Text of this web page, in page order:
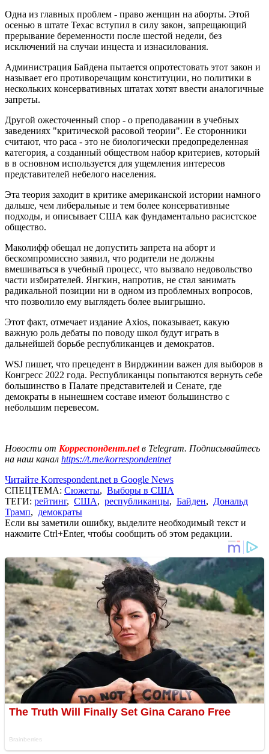
Одна из главных проблем - право женщин на аборты. Этой
осенью в штате Техас вступил в силу закон, запрещающий
прерывание беременности после шестой недели, без
исключений на случаи инцеста и изнасилования.
Администрация Байдена пытается опротестовать этот закон и
называет его противоречащим конституции, но политики в
нескольких консервативных штатах хотят ввести аналогичные
запреты.
Другой ожесточенный спор - о преподавании в учебных
заведениях "критической расовой теории". Ее сторонники
считают, что раса - это не биологически предопределенная
категория, а созданный обществом набор критериев, который
в в основном используется для ущемления интересов
представителей небелого населения.
Эта теория заходит в критике американской истории намного
дальше, чем либеральные и тем более консервативные
подходы, и описывает США как фундаментально расистское
общество.
Маколифф обещал не допустить запрета на аборт и
бескомпромиссно заявил, что родители не должны
вмешиваться в учебный процесс, что вызвало недовольство
части избирателей. Янгкин, напротив, не стал занимать
радикальной позиции ни в одном из проблемных вопросов,
что позволило ему выглядеть более выигрышно.
Этот факт, отмечает издание Axios, показывает, какую
важную роль дебаты по поводу школ будут играть в
дальнейшей борьбе республиканцев и демократов.
WSJ пишет, что прецедент в Вирджинии важен для выборов в
Конгресс 2022 года. Республиканцы попытаются вернуть себе
большинство в Палате представителей и Сенате, где
демократы в нынешнем составе имеют большинство с
небольшим перевесом.
Новости от Корреспондент.netв Telegram. Подписывайтесь
на наш канал https://t.me/korrespondentnet
Читайте Korrespondent.net в Google News
СПЕЦТЕМА: Сюжеты, Выборы в США
ТЕГИ: рейтинг, США, республиканцы, Байден, Дональд
Трамп, демократы
Если вы заметили ошибку, выделите необходимый текст и
нажмите Ctrl+Enter, чтобы сообщить об этом редакции.